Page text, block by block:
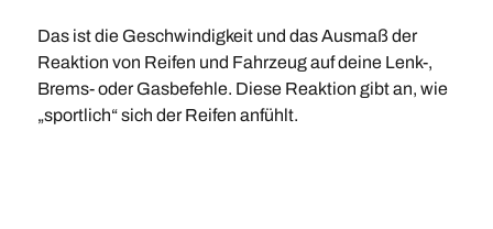
Das ist die Geschwindigkeit und das Ausmaß der
Reaktion von Reifen und Fahrzeug auf deine Lenk-,
Brems- oder Gasbefehle. Diese Reaktion gibt an, wie
„sportlich“ sich der Reifen anfühlt.